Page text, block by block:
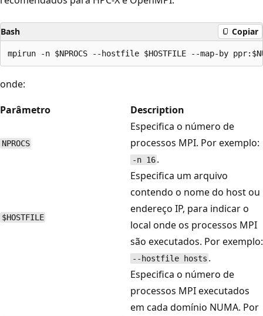
Bash Copiar
onde:
Parâmetro
Description
NPROCS
Especifica o número de
processos MPI. Por exemplo:
-n 16 .
$HOSTFILE
Especifica um arquivo
contendo o nome do host ou
endereço IP, para indicar o
local onde os processos MPI
são executados. Por exemplo:
--hostfile hosts .
Especifica o número de
processos MPI executados
em cada domínio NUMA. Por